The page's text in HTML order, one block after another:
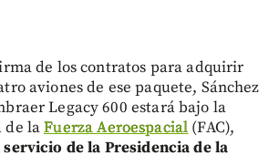
de los contratos para adquirir
aviones de ese paquete, Sánchez
Legacy 600 estará bajo la
de laFuerza Aeroespacial (FAC),
de la Presidencia de la